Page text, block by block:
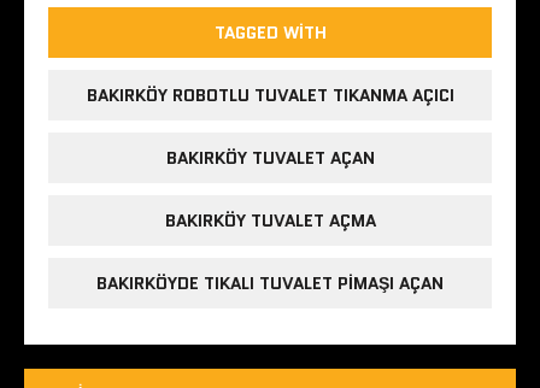
TAGGED WITH
BAKIRKÖY ROBOTLU TUVALET TIKANMA AÇICI
BAKIRKÖY TUVALET AÇAN
BAKIRKÖY TUVALET AÇMA
BAKIRKÖYDE TIKALI TUVALET PIMAŞI AÇAN